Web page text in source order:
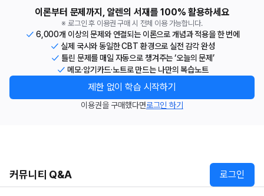
이론부터 문제까지, 알렌의 서재를 100% 활용하세요
※ 로그인 후 이용권 구매 시 전체 이용 가능합니다.
6,000개 이상의 문제와 연결되는 이론으로 개념과 적용을 한 번에
실제 국시와 동일한 CBT 환경으로 실전 감각 완성
틀린 문제를 매일 자동으로 챙겨주는 ‘오늘의 문제’
메모·암기카드·노트로 만드는 나만의 복습노트
제한 없이 학습 시작하기
이용권을 구매했다면로그인 하기
커뮤니티 Q&A 로그인